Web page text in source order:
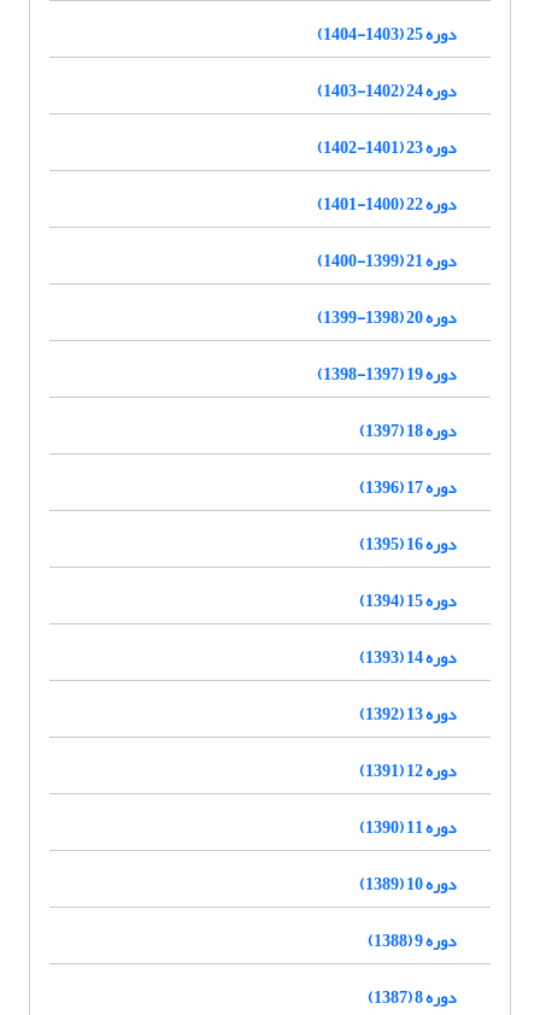
دوره 25 (1403-1404)
دوره 24 (1402-1403)
دوره 23 (1401-1402)
دوره 22 (1400-1401)
دوره 21 (1399-1400)
دوره 20 (1398-1399)
دوره 19 (1397-1398)
دوره 18 (1397)
دوره 17 (1396)
دوره 16 (1395)
دوره 15 (1394)
دوره 14 (1393)
دوره 13 (1392)
دوره 12 (1391)
دوره 11 (1390)
دوره 10 (1389)
دوره 9 (1388)
دوره 8 (1387)